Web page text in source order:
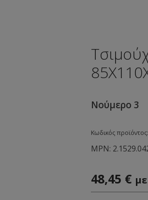
Νούμερο 3
Κωδικός προϊόντος:
MPN:
48,45 €